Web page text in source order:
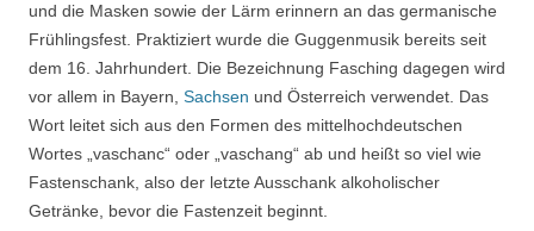
und die Masken sowie der Lärm erinnern an das germanische
Frühlingsfest. Praktiziert wurde die Guggenmusik bereits seit
dem 16. Jahrhundert. Die Bezeichnung Fasching dagegen wird
vor allem in Bayern, Sachsen und Österreich verwendet. Das
Wort leitet sich aus den Formen des mittelhochdeutschen
Wortes „vaschanc“ oder „vaschang“ ab und heißt so viel wie
Fastenschank, also der letzte Ausschank alkoholischer
Getränke, bevor die Fastenzeit beginnt.